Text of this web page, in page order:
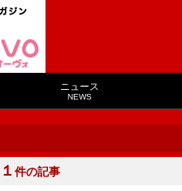
ニュース
NEWS
１ 件の記事